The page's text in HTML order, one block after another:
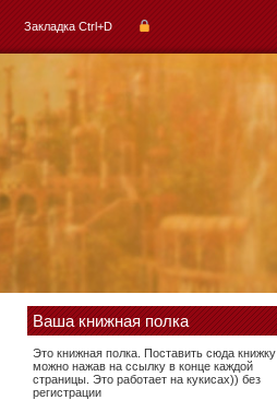
Закладка Ctrl+D
Ваша книжная полка
Это книжная полка. Поставить сюда книжку
можно нажав на ссылку в конце каждой
страницы. Это работает на кукисах)) без
регистрации